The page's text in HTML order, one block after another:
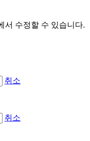
서 수정할 수 있습니다.
취소
취소